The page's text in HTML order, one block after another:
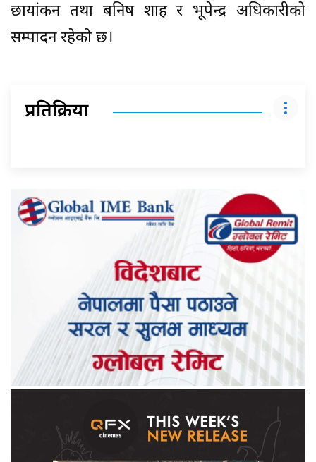
छायांकन तथा बनिष शाह र भूपेन्द्र अधिकारीको
सम्पादन रहेको छ।
प्रतिक्रिया